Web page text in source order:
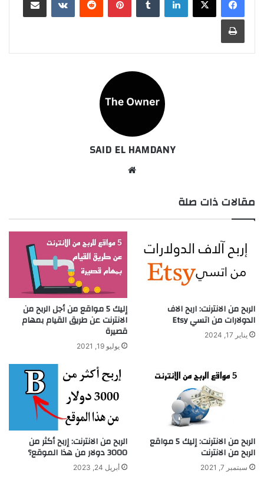
طباعة
SAID EL HAMDANY
مقالات ذات صلة
الربح من الانترنت: اربح الاف
الدولارات من اتسي Etsy
يناير 17, 2024
إليك 5 مواقع من أجل الربح من
الانترنت عن طريق القيام بمهام
قصيرة
يوليو 19, 2021
الربح من الانترنت: إليك 5 مواقع
الربح من الانترنت
سبتمبر 7, 2021
الربح من الانترنت: إربح أكثر من
3000 دولار من هذا الموقع؟
أبريل 24, 2023